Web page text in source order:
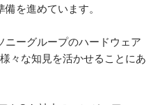
を進めています。
ニーグループのハードウェア
々な知見を活かせることにあ